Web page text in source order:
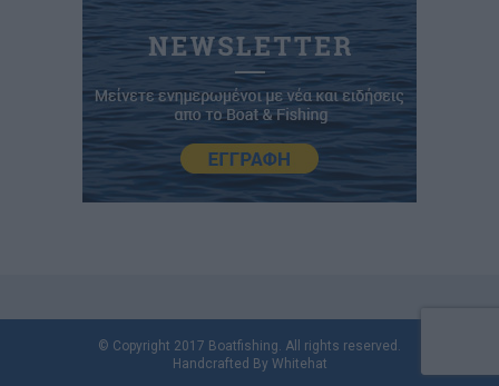
© Copyright 2017 Boatfishing. All rights reserved.
Handcrafted By Whitehat